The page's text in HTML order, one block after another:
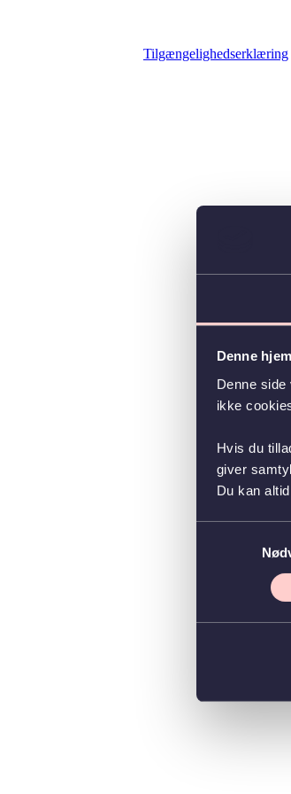
Denne
Denne
ikke
Hvis du
giver
Du kan
Tilgængelighedserklæring